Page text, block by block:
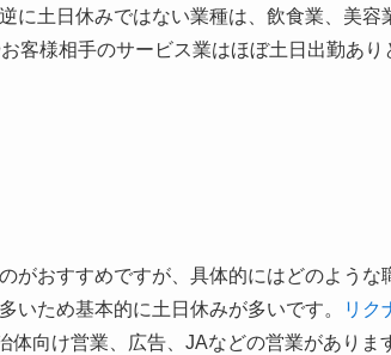
に土日休みではない業種は、飲食業、美容
客様相手のサービス業はほぼ土日出勤あり
がおすすめですが、具体的にはどのような
いため基本的に土日休みが多いです。
リク
向け営業、広告、JAなどの営業がありま